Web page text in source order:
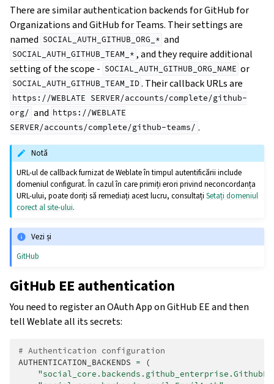
There are similar authentication backends for GitHub for
Organizations and GitHub for Teams. Their settings are
named SOCIAL_AUTH_GITHUB_ORG_* and
SOCIAL_AUTH_GITHUB_TEAM_* , and they require additional
setting of the scope - SOCIAL_AUTH_GITHUB_ORG_NAME or
SOCIAL_AUTH_GITHUB_TEAM_ID . Their callback URLs are
https://WEBLATE SERVER/accounts/complete/github-
org/ and https://WEBLATE
SERVER/accounts/complete/github-teams/ .
Notă
URL-ul de callback furnizat de Weblate în timpul autentificării include
domeniul configurat. În cazul în care primiți erori privind neconcordanța
URL-ului, poate doriți să remediați acest lucru, consultațiSetați domeniul
corect al site-ului.
Vezi și
GitHub
GitHub EE authentication
You need to register an OAuth App on GitHub EE and then
tell Weblate all its secrets:
# Authentication configuration
AUTHENTICATION_BACKENDS =
(